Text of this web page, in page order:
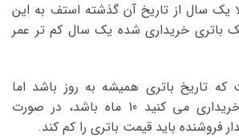
یک سال از تاریخ آن گذشته استف به این
باتری خریداری شده یک سال کم تر عمر
که تاریخ باتری همیشه به روز باشد اما
حداکثر تاریخی که خریداری می کنید 10 ماه باشد، در صورت
فروشنده باید قیمت باتری را کم کند.